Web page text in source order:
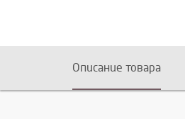
Описание товара